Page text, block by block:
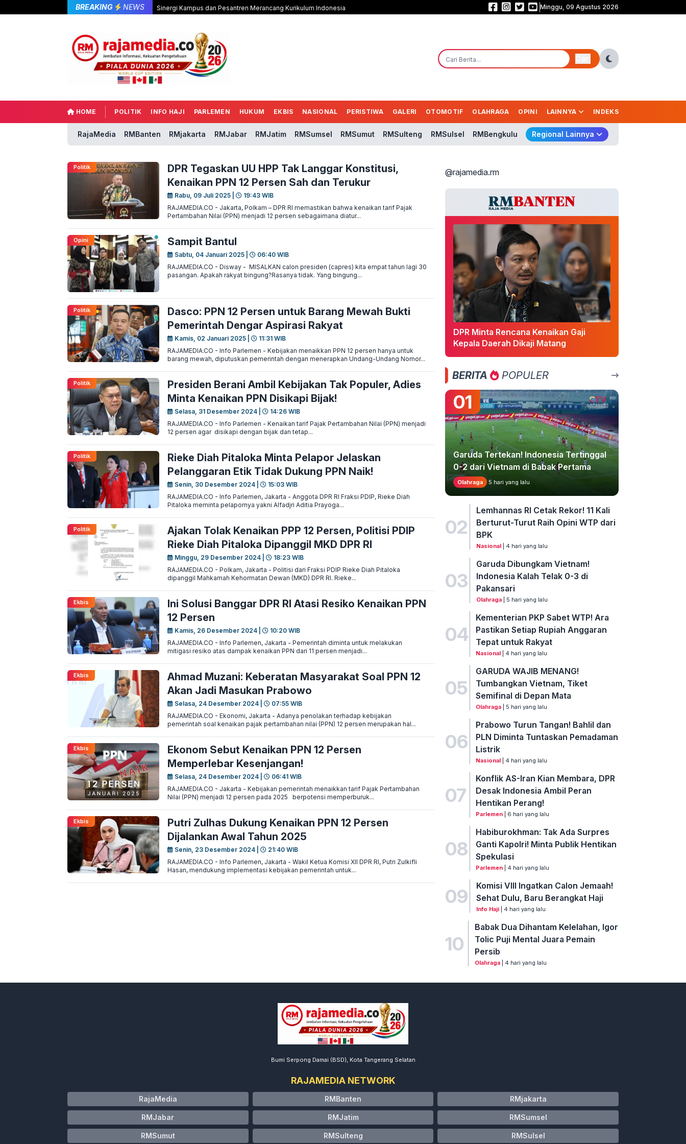
BREAKING NEWS Sinergi Kampus dan Pesantren Merancang Kurikulum Indonesia Pernah Terkendala Biaya Sekolah, Andra Soni Kini Perjuangkan
Minggu, 09 Agustus 2026
HOME POLITIK INFO HAJI PARLEMEN HUKUM EKBIS NASIONAL PERISTIWA GALERI OTOMOTIF OLAHRAGA OPINI LAINNYA INDEKS
RajaMedia RMBanten RMjakarta RMJabar RMJatim RMSumsel RMSumut RMSulteng RMSulsel RMBengkulu Regional Lainnya
Politik
DPR Tegaskan UU HPP Tak Langgar Konstitusi,
Kenaikan PPN 12 Persen Sah dan Terukur
Rabu, 09 Juli 2025 |
19:43 WIB
RAJAMEDIA.CO - Jakarta, Polkam – DPR RI memastikan bahwa kenaikan tarif Pajak
Pertambahan Nilai (PPN) menjadi 12 persen sebagaimana diatur...
Opini Sampit Bantul
Sabtu, 04 Januari 2025 |
06:40 WIB
RAJAMEDIA.CO - Disway - MISALKAN calon presiden (capres) kita empat tahun lagi 30
pasangan. Apakah rakyat bingung?Rasanya tidak. Yang bingung...
Politik
Dasco: PPN 12 Persen untuk Barang Mewah Bukti
Pemerintah Dengar Aspirasi Rakyat
Kamis, 02 Januari 2025 |
11:31 WIB
RAJAMEDIA.CO - Info Parlemen - Kebijakan menaikkan PPN 12 persen hanya untuk
barang mewah, diputuskan pemerintah dengan menerapkan Undang-Undang Nomor...
Politik
Presiden Berani Ambil Kebijakan Tak Populer, Adies
Minta Kenaikan PPN Disikapi Bijak!
Selasa, 31 Desember 2024 |
14:26 WIB
RAJAMEDIA.CO - Info Parlemen - Kenaikan tarif Pajak Pertambahan Nilai (PPN) menjadi
12 persen agar disikapi dengan bijak dan tetap...
Politik
Rieke Diah Pitaloka Minta Pelapor Jelaskan
Pelanggaran Etik Tidak Dukung PPN Naik!
Senin, 30 Desember 2024 |
15:03 WIB
RAJAMEDIA.CO - Info Parlemen, Jakarta - Anggota DPR RI Fraksi PDIP, Rieke Diah
Pitaloka meminta pelapornya yakni Alfadjri Aditia Prayoga...
Politik
Ajakan Tolak Kenaikan PPP 12 Persen, Politisi PDIP
Rieke Diah Pitaloka Dipanggil MKD DPR RI
Minggu, 29 Desember 2024 |
18:23 WIB
RAJAMEDIA.CO - Polkam, Jakarta - Politisi dari Fraksi PDIP Rieke Diah Pitaloka
dipanggil Mahkamah Kehormatan Dewan (MKD) DPR RI. Rieke...
Ekbis
Ini Solusi Banggar DPR RI Atasi Resiko Kenaikan PPN
12 Persen
Kamis, 26 Desember 2024 |
10:20 WIB
RAJAMEDIA.CO - Info Parlemen, Jakarta - Pemerintah diminta untuk melakukan
mitigasi resiko atas dampak kenaikan PPN dari 11 persen menjadi...
Ekbis
Ahmad Muzani: Keberatan Masyarakat Soal PPN 12
Akan Jadi Masukan Prabowo
Selasa, 24 Desember 2024 |
07:55 WIB
RAJAMEDIA.CO - Ekonomi, Jakarta - Adanya penolakan terhadap kebijakan
pemerintah soal kenaikan pajak pertambahan nilai (PPN) 12 persen merupakan hal...
Ekbis
Ekonom Sebut Kenaikan PPN 12 Persen
Memperlebar Kesenjangan!
Selasa, 24 Desember 2024 |
06:41 WIB
RAJAMEDIA.CO - Jakarta - Kebijakan pemerintah menaikkan tarif Pajak Pertambahan
Nilai (PPN) menjadi 12 persen pada 2025 berpotensi memperburuk...
Ekbis
Putri Zulhas Dukung Kenaikan PPN 12 Persen
Dijalankan Awal Tahun 2025
Senin, 23 Desember 2024 |
21:40 WIB
RAJAMEDIA.CO - Info Parlemen, Jakarta - Wakil Ketua Komisi XII DPR RI, Putri Zulkifli
Hasan, mendukung implementasi kebijakan pemerintah untuk...
@rajamedia.rm
DPR Minta Rencana Kenaikan Gaji
Kepala Daerah Dikaji Matang
BERITA POPULER
01
Garuda Tertekan! Indonesia Tertinggal
0-2 dari Vietnam di Babak Pertama
Olahraga 5 hari yang lalu
02
Lemhannas RI Cetak Rekor! 11 Kali
Berturut-Turut Raih Opini WTP dari
BPK
Nasional| 4 hari yang lalu
03
Garuda Dibungkam Vietnam!
Indonesia Kalah Telak 0-3 di
Pakansari
Olahraga| 5 hari yang lalu
04
Kementerian PKP Sabet WTP! Ara
Pastikan Setiap Rupiah Anggaran
Tepat untuk Rakyat
Nasional | 4 hari yang lalu
05
GARUDA WAJIB MENANG!
Tumbangkan Vietnam, Tiket
Semifinal di Depan Mata
Olahraga | 5 hari yang lalu
06
Prabowo Turun Tangan! Bahlil dan
PLN Diminta Tuntaskan Pemadaman
Listrik
Nasional | 4 hari yang lalu
07
Konflik AS-Iran Kian Membara, DPR
Desak Indonesia Ambil Peran
Hentikan Perang!
Parlemen | 6 hari yang lalu
08
Habiburokhman: Tak Ada Surpres
Ganti Kapolri! Minta Publik Hentikan
Spekulasi
Parlemen | 4 hari yang lalu
09
Komisi VIII Ingatkan Calon Jemaah!
Sehat Dulu, Baru Berangkat Haji
Info Haji| 4 hari yang lalu
10
Babak Dua Dihantam Kelelahan, Igor
Tolic Puji Mental Juara Pemain
Persib
Olahraga| 4 hari yang lalu
Bumi Serpong Damai (BSD), Kota Tangerang Selatan
RAJAMEDIA NETWORK
RajaMedia RMBanten RMjakarta
RMJabar RMJatim RMSumsel
RMSumut RMSulteng RMSulsel